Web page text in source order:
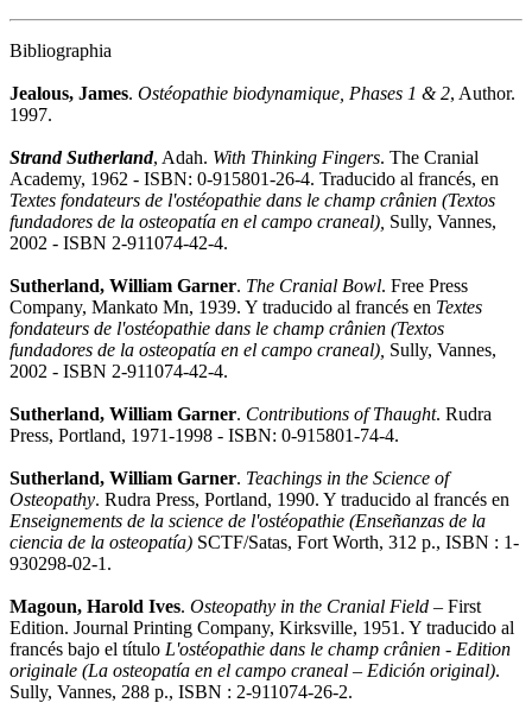
Bibliographia
Jealous, James. Ostéopathie biodynamique, Phases 1 & 2, Author.
1997.
StrandSutherland, Adah. With Thinking Fingers. The Cranial
Academy, 1962 - ISBN: 0-915801-26-4. Traducido al francés, en
Textes fondateurs de l'ostéopathie dans le champ crânien (Textos
fundadores de la osteopatía en el campo craneal) Sully, Vannes,
2002 - ISBN 2-911074-42-4.
Sutherland, William Garner. The Cranial Bowl. Free Press
Company, Mankato Mn, 1939. Y traducido al francés en Textes
fondateurs de l'ostéopathie dans le champ crânien (Textos
fundadores de la osteopatía en el campo craneal) Sully, Vannes,
2002 - ISBN 2-911074-42-4.
Sutherland, William Garner. Contributions of Thaught. Rudra
Press, Portland, 1971-1998 - ISBN: 0-915801-74-4.
Sutherland, William Garner. Teachings in the Science of
Osteopathy. Rudra Press, Portland, 1990. Y traducido al francés en
Enseignements de la science de l'ostéopathie (Enseñanzas de la
ciencia de la osteopatía) SCTF/Satas, Fort Worth, 312 p., ISBN : 1-
930298-02-1.
Magoun, Harold Ives. Osteopathy in the Cranial Field – First
Edition. Journal Printing Company, Kirksville, 1951. Y traducido al
francés bajo el título L'ostéopathie dans le champ crânien - Edition
originale (La osteopatía en el campo craneal – Edición original).
Sully, Vannes, 288 p., ISBN : 2-911074-26-2.